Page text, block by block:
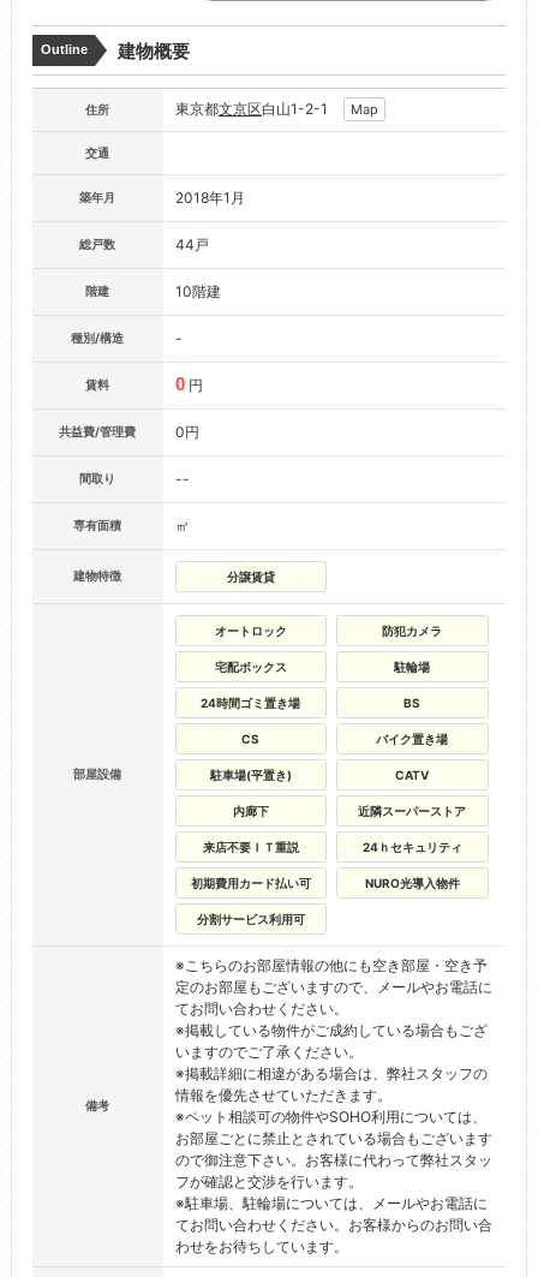
Outline 建物概要
住所 東京都文京区白山1-2-1 Map
交通
築年月 2018年1月
総戸数 44戸
階建 10階建
種別/構造 -
賃料 0 円
共益費/管理費 0円
間取り --
専有面積 ㎡
建物特徴 分譲賃貸
部屋設備
オートロック 防犯カメラ
宅配ボックス 駐輪場
24時間ゴミ置き場 BS
CS バイク置き場
駐車場(平置き) CATV
内廊下 近隣スーパーストア
来店不要ＩＴ重説 24ｈセキュリティ
初期費用カード払い可 NURO光導入物件
分割サービス利用可
備考
※こちらのお部屋情報の他にも空き部屋・空き予
定のお部屋もございますので、メールやお電話に
てお問い合わせください。
※掲載している物件がご成約している場合もござ
いますのでご了承ください。
※掲載詳細に相違がある場合は、弊社スタッフの
情報を優先させていただきます。
※ペット相談可の物件やSOHO利用については、
お部屋ごとに禁止とされている場合もございます
ので御注意下さい。お客様に代わって弊社スタッ
フが確認と交渉を行います。
※駐車場、駐輪場については、メールやお電話に
てお問い合わせください。お客様からのお問い合
わせをお待ちしています。